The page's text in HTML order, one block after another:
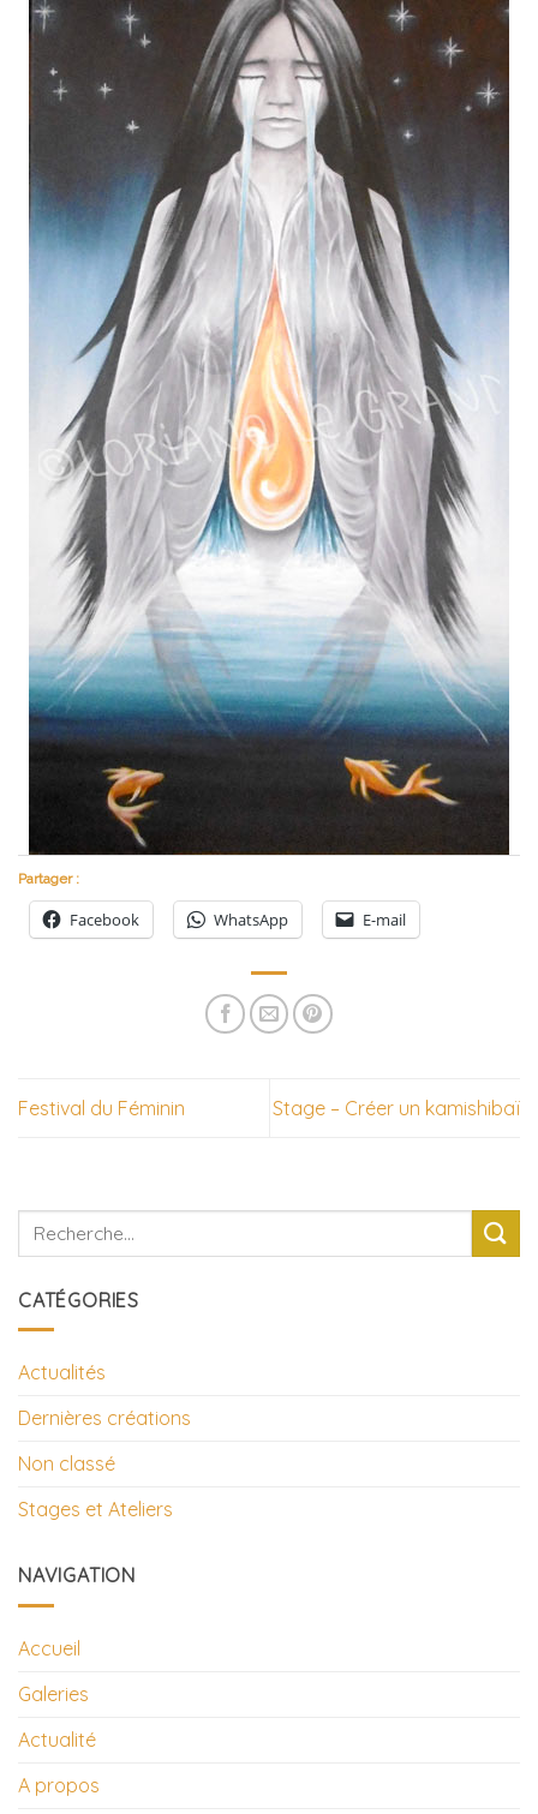
Partager :
Facebook WhatsApp E-mail
Festival du Féminin Stage – Créer un kamishibaï
CATÉGORIES
Actualités
Dernières créations
Non classé
Stages et Ateliers
NAVIGATION
Accueil
Galeries
Actualité
A propos